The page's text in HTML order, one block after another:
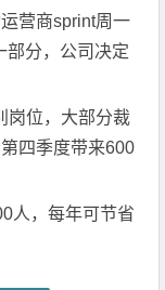
营商sprint周一
部分，公司决定
岗位，大部分裁
四季度带来600
人，每年可节省